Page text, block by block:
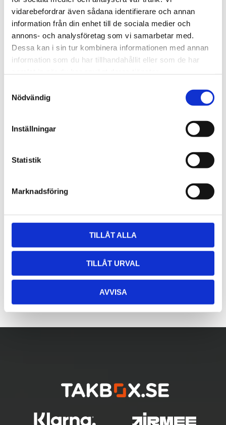
vidarebefordrar även sådana identifierare och annan
information från din enhet till de sociala medier och
annons- och analysföretag som vi samarbetar med.
Dessa kan i sin tur kombinera informationen med annan
information som du har tillhandahållit eller som de har
Nödvändig
Inställningar
Statistik
Marknadsföring
TILLÅT ALLA
TILLÅT URVAL
AVVISA
Lättmonterad
lasthållarfot för Thule Evo-
takräcken, för fordon med
integrerad reling.
1 795 kr
1 975 kr
720600
Lättmonterad
lasthållarfot för Thule
Edge-takräcken, för
fordon med integrerad
reling.
2 525kr
2 635kr